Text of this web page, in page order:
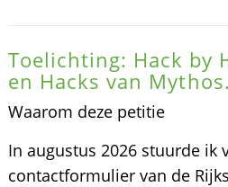
Toelichting: Hack by
en Hacks van Mythos.
Waarom deze petitie
In augustus 2026 stuurde ik
contactformulier van de